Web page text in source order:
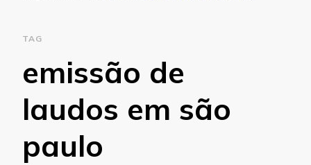
TAG
emissão de
laudos em são
paulo